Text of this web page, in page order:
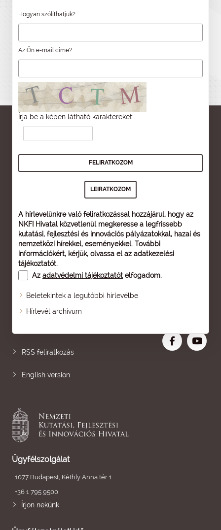
Hogyan szólíthatjuk?
Az Ön e-mail címe?
Írja be a képen látható karaktereket:
A hírlevelünkre való feliratkozással hozzájárul, hogy az
NKFI Hivatal közvetlenül megkeresse a legfrissebb
kutatási, fejlesztési és innovációs pályázatokkal, hazai és
nemzetközi hírekkel, eseményekkel. További
információkért, kérjük, olvassa el az adatkezelési
tájékoztatót.
Az adatvédelmi tájékoztatót elfogadom.
Beletekintek a legutóbbi hírlevélbe
Hírlevél archívum
Oldaltérkép
RSS feliratkozás
English version
Ügyfélszolgálat
1077 Budapest, Kéthly Anna tér 1.
+36 1 795 9500
Írjon nekünk